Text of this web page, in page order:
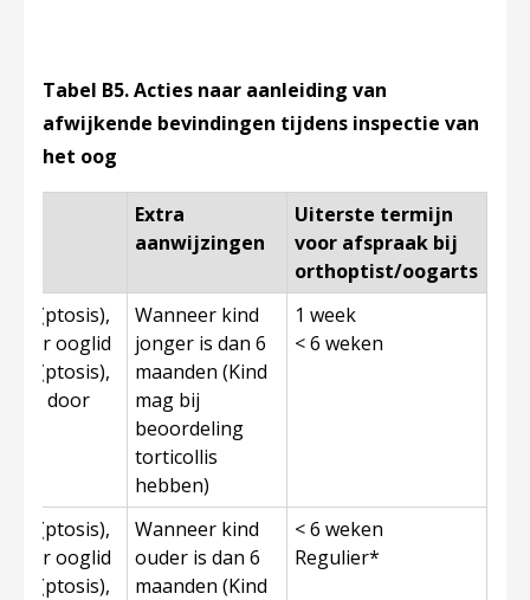
Tabel B5. Acties naar aanleiding van
afwijkende bevindingen tijdens inspectie van
het oog
Extra
aanwijzingen
Uiterste termijn
voor afspraak bij
orthoptist/oogarts
(ptosis),
door ooglid
(ptosis),
door
Wanneer kind
jonger is dan 6
maanden (Kind
mag bij
beoordeling
torticollis
hebben)
1 week
< 6 weken
(ptosis),
door ooglid
(ptosis),
Wanneer kind
ouder is dan 6
maanden (Kind
< 6 weken
Regulier*